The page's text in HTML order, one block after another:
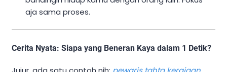
aja sama proses.
Cerita Nyata: Siapa yang Beneran Kaya dalam 1 Detik?